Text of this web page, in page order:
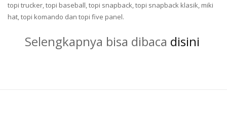
topi trucker, topi baseball, topi snapback, topi snapback klasik, miki
hat, topi komando dan topi five panel.
Selengkapnya bisa dibaca disini